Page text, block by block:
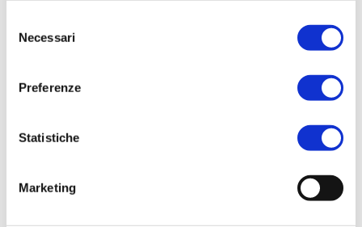
delNecessari
Preferenze
Statistiche
Marketing